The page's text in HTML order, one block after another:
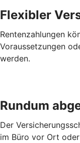
Flexibler
Rentenzahlungen
Voraussetzungen
werden.
Rundum
Der
im Büro vor Ort